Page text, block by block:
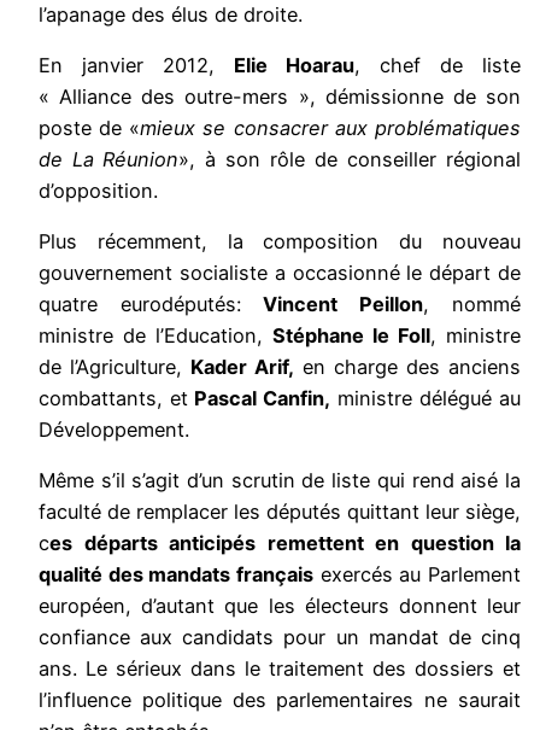
l’apanage des élus de droite.
En janvier 2012, Elie Hoarau, chef de liste
« Alliance des outre-mers », démissionne de son
poste de «mieux se consacrer aux problématiques
de La Réunion», à son rôle de conseiller régional
d’opposition.
Plus récemment, la composition du nouveau
gouvernement socialiste a occasionné le départ de
quatre eurodéputés: Vincent Peillon, nommé
ministre de l’Education, Stéphane le Foll, ministre
de l’Agriculture, Kader Arif, en charge des anciens
combattants, et Pascal Canfin, ministre délégué au
Développement.
Même s’il s’agit d’un scrutin de liste qui rend aisé la
faculté de remplacer les députés quittant leur siège,
ces départs anticipés remettent en question la
qualité des mandats français exercés au Parlement
européen, d’autant que les électeurs donnent leur
confiance aux candidats pour un mandat de cinq
ans. Le sérieux dans le traitement des dossiers et
l’influence politique des parlementaires ne saurait